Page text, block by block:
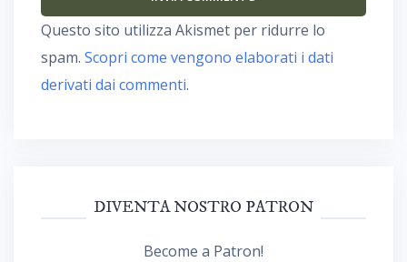
Questo sito utilizza Akismet per ridurre lo
spam. Scopri come vengono elaborati i dati
derivati dai commenti.
DIVENTA NOSTRO PATRON
Become a Patron!